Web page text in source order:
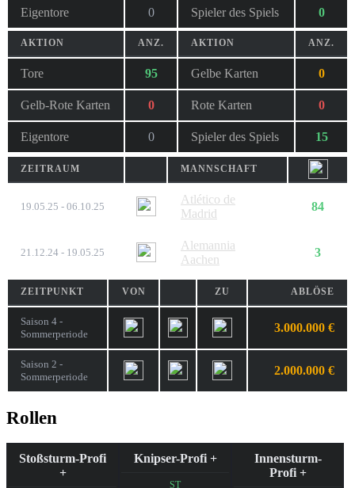
Eigentore 0 Spieler des Spiels 0
AKTION ANZ. AKTION ANZ.
Tore 95 Gelbe Karten 0
Gelb-Rote Karten 0 Rote Karten 0
Eigentore 0 Spieler des Spiels 15
ZEITRAUM MANNSCHAFT
19.05.25 - 06.10.25
Atlético de
Madrid
84
21.12.24 - 19.05.25
Alemannia
Aachen
3
ZEITPUNKT VON ZU ABLÖSE
Saison 4 -
Sommerperiode
3.000.000 €
Saison 2 -
Sommerperiode
2.000.000 €
Rollen
Stoßsturm-Profi
+
Knipser-Profi +
ST
Innensturm-
Profi +